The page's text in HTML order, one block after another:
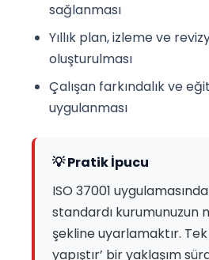
sağlanması
Yıllık plan, izleme ve
oluşturulması
Çalışan farkındalık ve
uygulanması
💡 Pratik İpucu
ISO 37001
standardı kurumunuzun
şekline uyarlamaktır.
yapıştır’ bir yaklaşım